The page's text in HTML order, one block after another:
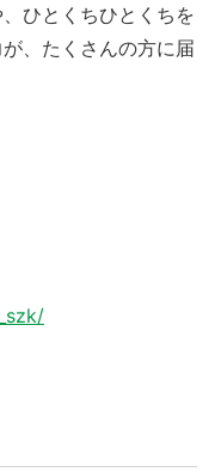
ひとくちひとくちを
、たくさんの方に届